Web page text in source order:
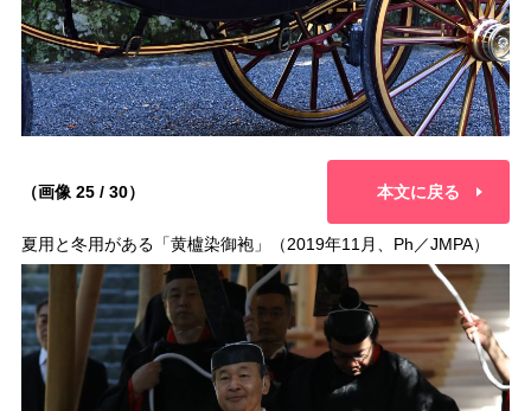
（画像 25 / 30） 本文に戻る
夏用と冬用がある「黄櫨染御袍」（2019年11月、Ph／JMPA）